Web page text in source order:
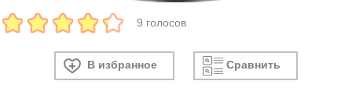
9 голосов
В избранное Сравнить